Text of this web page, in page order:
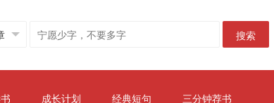
搜索
成长计划 经典短句
三分钟荐书